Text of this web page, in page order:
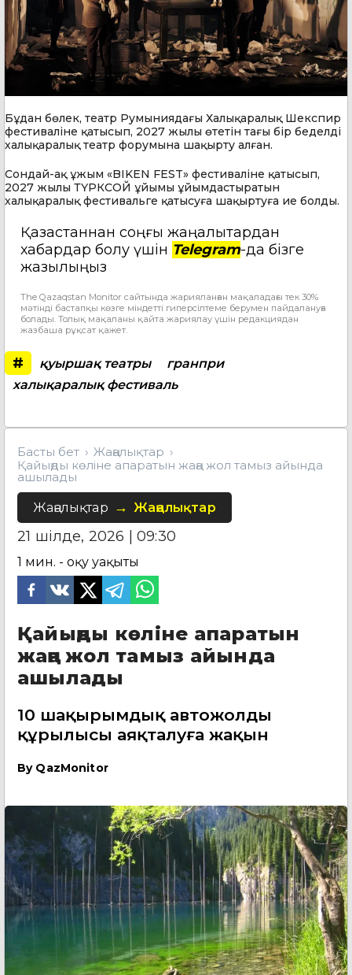
Бұдан бөлек, театр Румыниядағы Халықаралық Шекспир
фестиваліне қатысып, 2027 жылы өтетін тағы бір беделді
халықаралық театр форумына шақырту алған.
Сондай-ақ ұжым «BIKEN FEST» фестиваліне қатысып,
2027 жылы ТҮРКСОЙ ұйымы ұйымдастыратын
халықаралық фестивальге қатысуға шақыртуға ие болды.
Қазақстаннан соңғы жаңалықтардан
хабардар болу үшін Telegram-да бізге
жазылыңыз
The Qazaqstan Monitor сайтында жарияланған мақаладағы тек 30%
мәтінді бастапқы көзге міндетті гиперсілтеме берумен пайдалануға
болады. Толық мақаланы қайта жариялау үшін редакциядан
жазбаша рұқсат қажет.
# қуыршақ театры
гранпри
халықаралық фестиваль
Басты бет
Жаңалықтар
Қайыңды көліне апаратын жаңа жол тамыз айында
ашылады
Жаңалықтар Жаңалықтар
21 шілде, 2026 | 09:30
1 мин. - оқу уақыты
Қайыңды көліне апаратын
жаңа жол тамыз айында
ашылады
10 шақырымдық автожолдың
құрылысы аяқталуға жақын
By QazMonitor